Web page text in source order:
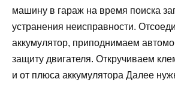
машину в гараж на время поиска
устранения неисправности.
аккумулятор, приподнимаем
защиту двигателя. Откручиваем
и от плюса аккумулятора Далее